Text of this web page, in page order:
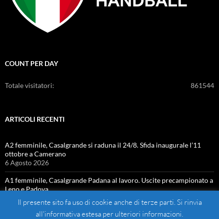
COUNT PER DAY
861544
Totale visitatori:
ARTICOLI RECENTI
A2 femminile, Casalgrande si raduna il 24/8. Sfida inaugurale l’11
ottobre a Camerano
6 Agosto 2026
A1 femminile, Casalgrande Padana al lavoro. Uscite precampionato a
Leno e Padova
4 Agosto 2026
Il presente sito fa uso di cookie anche di terze parti. Si rinvia
all'informativa estesa per ulteriori informazioni.